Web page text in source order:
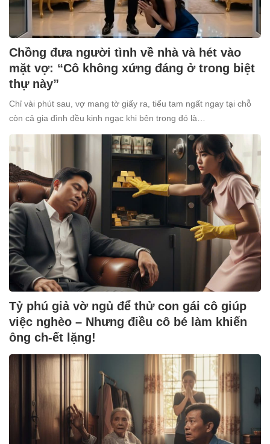
Chồng đưa người tình về nhà và hét vào
mặt vợ: “Cô không xứng đáng ở trong biệt
thự này”
Chỉ vài phút sau, vợ mang tờ giấy ra, tiểu tam ngất ngay tại chỗ
còn cả gia đình đều kinh ngạc khi bên trong đó là…
Tỷ phú giả vờ ngủ để thử con gái cô giúp
việc nghèo – Nhưng điều cô bé làm khiến
ông ch-ết lặng!